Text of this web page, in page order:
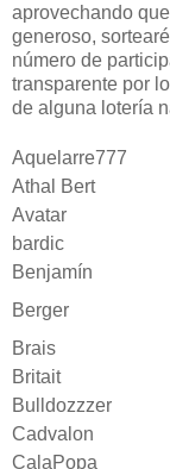
aprovechando
generoso,
número de
transparente por
de alguna lotería
Aquelarre777
Athal Bert
Avatar
bardic
Benjamín
Berger
Brais
Britait
Bulldozzzer
Cadvalon
CalaPopa